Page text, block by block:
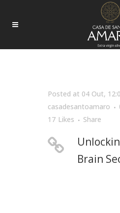
Posted at 04 Out,
casadesantoamaro
17 Likes Share
Brain